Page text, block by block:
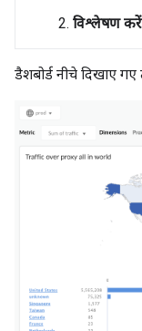
विश्लेषण करें
डैशबोर्ड नीचे दिखाए